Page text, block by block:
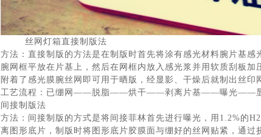
丝网灯箱直接制版法
方法：直接制版的方法是在制版时首先将涂有感光材料腕片基
腕网框平放在片基上，然后在网框内放入感光浆并用软质刮板加
附着了感光膜腕丝网即可用于晒版，经显影、干燥后就制出丝印
工艺流程：已绷网——脱脂——烘干——剥离片基——曝光
间接制版法
方法：间接制版的方式是将间接菲林首先进行曝光，用1.2%的
离图形底片，制版时将图形底片胶膜面与绷好的丝网贴紧，通